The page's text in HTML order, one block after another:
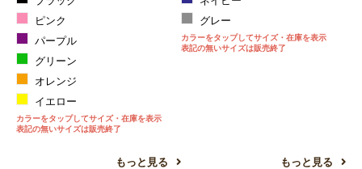
ピンク
パープル
グリーン
オレンジ
イエロー
カラーをタップしてサイズ・在庫を表示
表記の無いサイズは販売終了
もっと見る
グレー
カラーをタップしてサイズ・在庫を表示
表記の無いサイズは販売終了
もっと見る